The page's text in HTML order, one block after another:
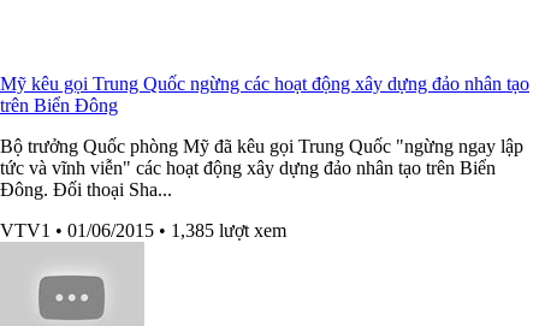
Mỹ kêu gọi Trung Quốc ngừng các hoạt động xây dựng đảo nhân tạo
trên Biển Đông
Bộ trưởng Quốc phòng Mỹ đã kêu gọi Trung Quốc "ngừng ngay lập
tức và vĩnh viễn" các hoạt động xây dựng đảo nhân tạo trên Biển
Đông. Đối thoại Sha...
VTV1 • 01/06/2015 • 1,385 lượt xem